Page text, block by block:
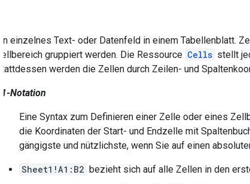
Ein einzelnes Text- oder Datenfeld in einem Tabellenblatt.
Zellbereich gruppiert werden. Die Ressource Cells stellt
Stattdessen werden die Zellen durch Zeilen- und
A1-Notation
Eine Syntax zum Definieren einer Zelle oder eines
die Koordinaten der Start- und Endzelle mit
gängigste und nützlichste, wenn Sie auf einen
Sheet1!A1:B2 bezieht sich auf alle Zellen in den